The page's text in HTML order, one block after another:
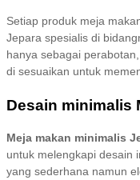
Setiap produk meja
Jepara spesialis di
hanya sebagai
di sesuaikan untuk
sesuaikan dengan tema
Desain minimalis
Meja makan minimalis
untuk melengkapi desain
yang sederhana namun